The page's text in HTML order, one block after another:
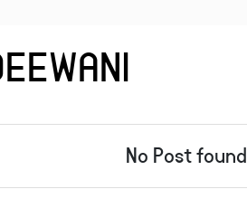
No Post found